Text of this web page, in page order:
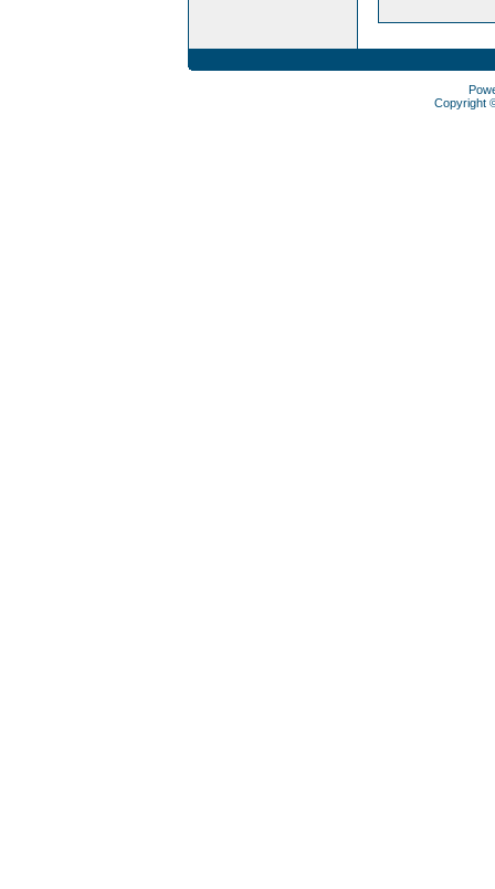
Copyright